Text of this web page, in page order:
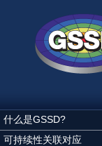
什么是GSSD?
可持续性关联对应